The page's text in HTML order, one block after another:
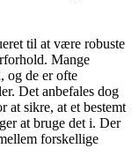
til at være robuste
Mange
og de er ofte
Det anbefales dog
at sikre, at et bestemt
at bruge det i. Der
forskellige